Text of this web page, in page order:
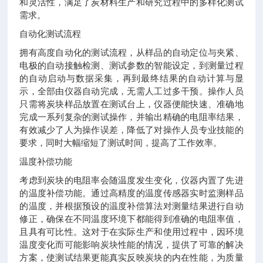
需求。
自动化测试流程
拥有高度自动化的测试流程，从样品的自动定位与夹紧、
电极的自动接触检测、测试参数的智能设定，到测量过程
的自动启动与数据采集，再到最终结果的自动计算与显
示，全部由仪器自动完成，无需人工过多干预。操作人员
只需将炭块样品放置在测试台上，仪器便能快速、准确地
完成一系列复杂的测试操作，并输出精确的电阻率结果，
有效减少了人为操作误差，降低了对操作人员专业技能的
要求，同时大幅缩短了测试时间，提高了工作效率。
温度补偿功能
考虑到炭块的电阻率会随温度发生变化，仪器内置了先进
的温度补偿功能。通过高精度的温度传感器实时监测样品
的温度，并根据预设的温度补偿算法对测量结果进行自动
修正，确保在不同温度环境下都能得到准确的电阻率值，
且具有可比性。这对于在实际生产和使用过程中，因环境
温度变化而可能影响炭块性能的情况，提供了可靠的解决
方案，使测试结果更能真实反映炭块的内在性能，为质量